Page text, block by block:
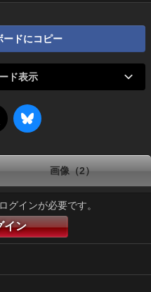
ードにコピー
ド表示
画像（2）
グインが必要です。
イン